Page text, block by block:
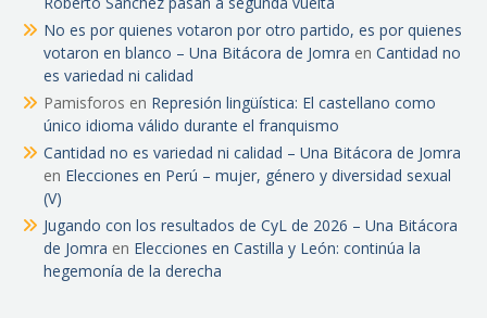
No es por quienes votaron por otro partido, es por quienes
votaron en blanco – Una Bitácora de Jomra en Cantidad no
es variedad ni calidad
Pamisforos en Represión lingüística: El castellano como
único idioma válido durante el franquismo
Cantidad no es variedad ni calidad – Una Bitácora de Jomra
en Elecciones en Perú – mujer, género y diversidad sexual
(V)
Jugando con los resultados de CyL de 2026 – Una Bitácora
de Jomra en Elecciones en Castilla y León: continúa la
hegemonía de la derecha